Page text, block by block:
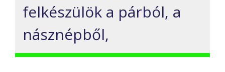
felkészülök a párból, a
násznépből,